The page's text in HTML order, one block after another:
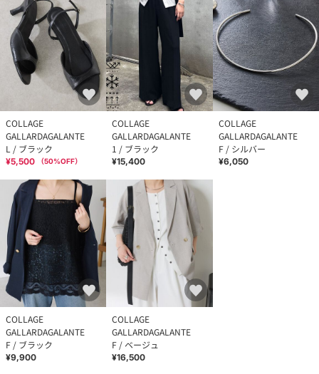
COLLAGE
GALLARDAGALANTE
L / ブラック
¥5,500 （50%OFF）
COLLAGE
GALLARDAGALANTE
1 / ブラック
¥15,400
COLLAGE
GALLARDAGALANTE
F / シルバー
¥6,050
COLLAGE
GALLARDAGALANTE
F / ブラック
¥9,900
COLLAGE
GALLARDAGALANTE
F / ベージュ
¥16,500